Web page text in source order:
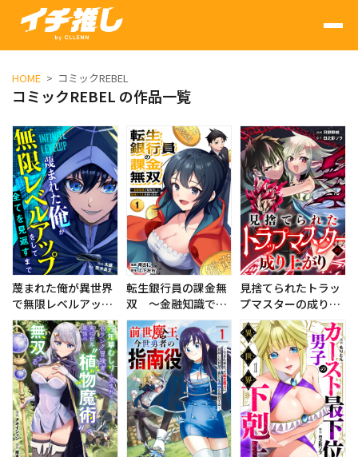
HOME コミックREBEL
コミックREBEL の作品一覧
蔑まれた俺が異世界
で無限レベルアップ
をして全てを見返す
まで
転生銀行員の課金無
双 ～金融知識で荒
稼ぎして、最強スキ
ルを買い漁る～
見捨てられたトラッ
プマスターの成り上
がり